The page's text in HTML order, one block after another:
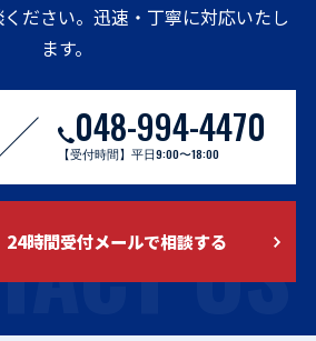
ださい。迅速・丁寧に対応いたし
ます。
US
048-994-4470
【受付時間】平日9:00〜18:00
24時間受付メールで相談する